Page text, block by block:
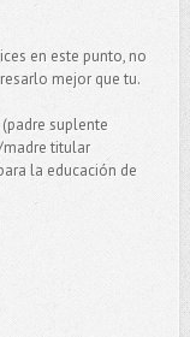
en este punto, no
mejor que tu.
suplente
titular
la educación de